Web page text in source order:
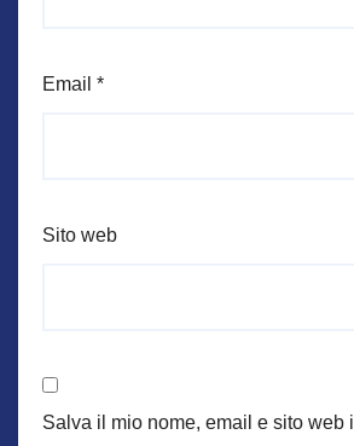
Email *
Sito web
Salva il mio nome, email e sito web